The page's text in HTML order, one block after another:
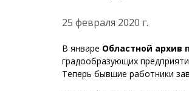
25 февраля 2020 г.
В январе Областной архив
градообразующих
Теперь бывшие работники